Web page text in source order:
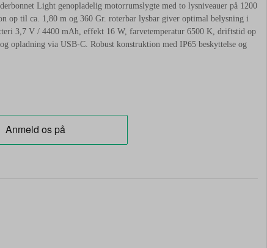
Light genopladelig motorrumslygte med to lysniveauer på 1200
op til ca. 1,80 m og 360 Gr. roterbar lysbar giver optimal belysning i
3,7 V / 4400 mAh, effekt 16 W, farvetemperatur 6500 K, driftstid op
opladning via USB-C. Robust konstruktion med IP65 beskyttelse og